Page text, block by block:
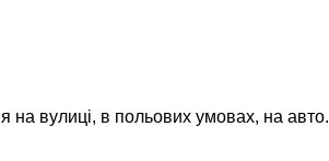
на вулиці, в польових умовах, на авто.